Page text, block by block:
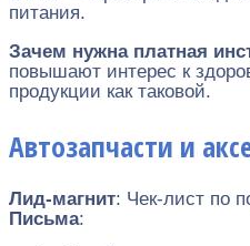
питания.
Зачем нужна платная
повышают интерес к
продукции как таковой.
Автозапчасти и
Лид-магнит: Чек-лист по
Письма: